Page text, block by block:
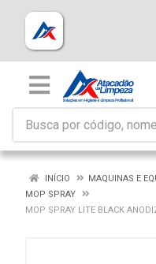
INÍCIO
MAQUINAS E
MOP SPRAY
MOP SPRAY LITE BLACK